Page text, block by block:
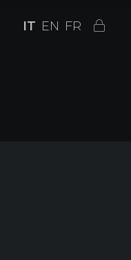
IT EN FR